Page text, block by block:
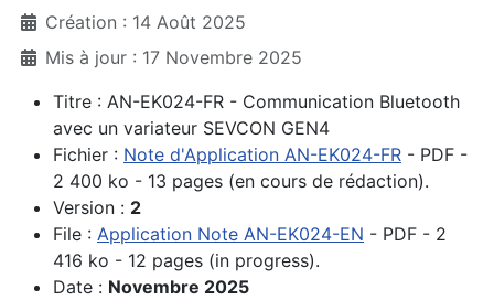
Création : 14 Août 2025
Mis à jour : 17 Novembre 2025
Titre : AN-EK024-FR - Communication Bluetooth
avec un variateur SEVCON GEN4
Fichier : Note d'Application AN-EK024-FR - PDF -
2 400 ko - 13 pages (en cours de rédaction).
Version : 2
File : Application Note AN-EK024-EN - PDF - 2
416 ko - 12 pages (in progress).
Date : Novembre 2025